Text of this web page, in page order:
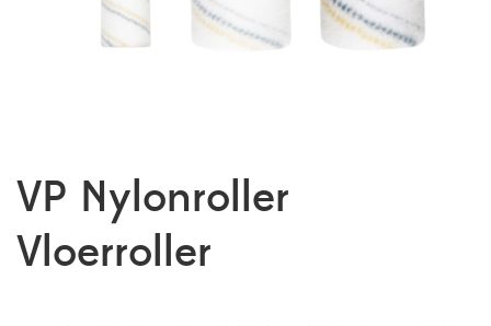
VP Nylonroller
Vloerroller